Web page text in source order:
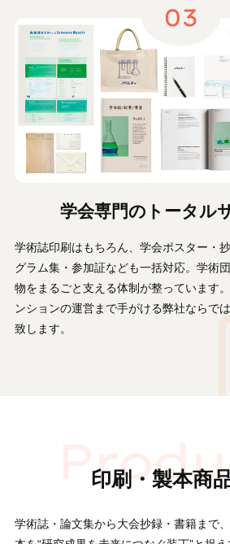
学会専門のトータル
学術誌印刷はもちろん、学会ポスター・
グラム集・参加証なども一括対応。学術
物をまるごと支える体制が整っています
ンションの運営まで手がける弊社ならで
致します。
印刷・製本商
学術誌・論文集から大会抄録・書籍まで